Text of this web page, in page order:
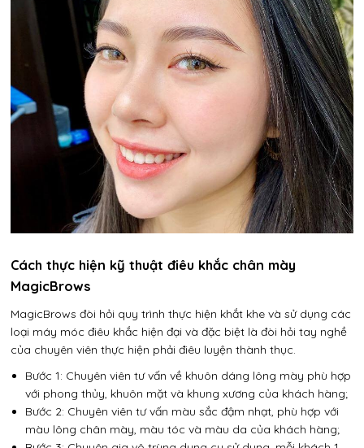
Cách thực hiện kỹ thuật điêu khắc chân mày
MagicBrows
MagicBrows đòi hỏi quy trình thực hiện khắt khe và sử dụng các
loại máy móc điêu khắc hiện đại và đặc biệt là đòi hỏi tay nghề
của chuyên viên thực hiện phải điêu luyện thành thục.
Bước 1: Chuyên viên tư vấn về khuôn dáng lông mày phù hợp
với phong thủy, khuôn mặt và khung xương của khách hàng;
Bước 2: Chuyên viên tư vấn màu sắc đậm nhạt, phù hợp với
màu lông chân mày, màu tóc và màu da của khách hàng;